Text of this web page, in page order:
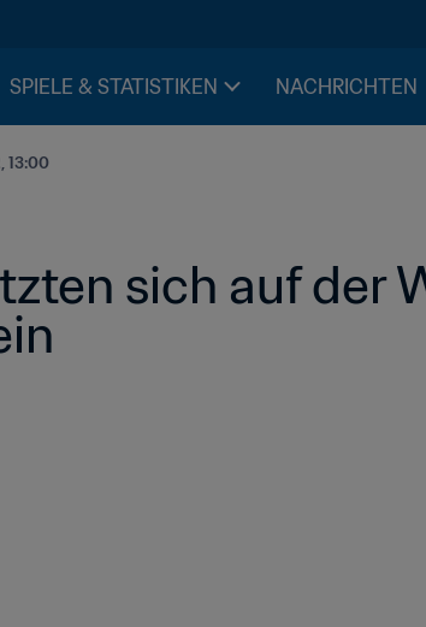
SPIELE & STATISTIKEN NACHRICHTEN
13:00
sich auf der